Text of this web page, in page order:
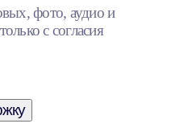
фото, аудио и
с согласия